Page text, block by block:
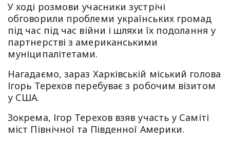
У ході розмови учасники зустрічі
обговорили проблеми українських громад
під час під час війни і шляхи їх подолання у
партнерстві з американськими
муніципалітетами.
Нагадаємо, зараз Харківській міський голова
Ігорь Терехов перебуває з робочим візитом
у США.
Зокрема, Ігор Терехов взяв участь у Саміті
міст Північної та Південної Америки.